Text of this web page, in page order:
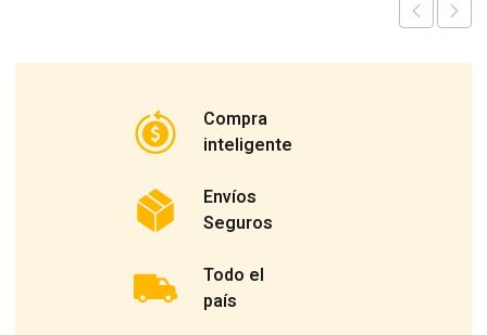
Compra
inteligente
Envíos
Seguros
Todo el
país